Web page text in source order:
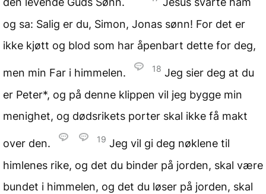
og sa: Salig er du, Simon, Jonas sønn! For det er
ikke kjøtt og blod som har åpenbart dette for deg,
men min Far i himmelen. 18 Jeg sier deg at du
er Peter*, og på denne klippen vil jeg bygge min
menighet, og dødsrikets porter skal ikke få makt
over den. 19 Jeg vil gi deg nøklene til
himlenes rike, og det du binder på jorden, skal være
bundet i himmelen, og det du løser på jorden, skal